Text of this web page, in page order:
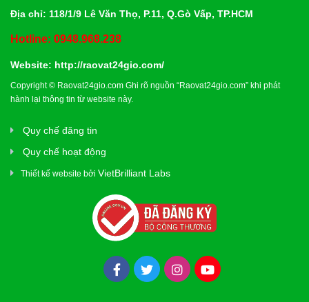
Địa chỉ: 118/1/9 Lê Văn Thọ, P.11, Q.Gò Vấp, TP.HCM
Hotline: 0948.968.238
Website: http://raovat24gio.com/
Copyright © Raovat24gio.com Ghi rõ nguồn “Raovat24gio.com” khi phát
hành lại thông tin từ website này.
Quy chế đăng tin
Quy chế hoạt động
Thiết kế website bởi VietBrilliant Labs